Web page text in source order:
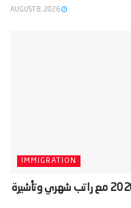
IMMIGRATION
‫فرصة تطوع ممولة بالكامل في السويد 2026 مع راتب شهري وتأشيرة